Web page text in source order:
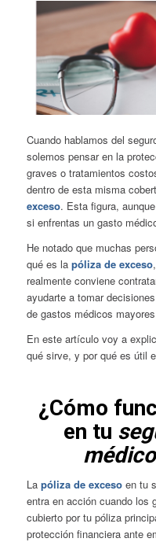
Cuando hablamos del
solemos pensar en la
graves o tratamientos
dentro de esta misma
exceso. Esta figura,
si enfrentas un gasto
He notado que muchas
qué es la póliza de exceso
realmente conviene
ayudarte a tomar
de gastos médicos mayores
En este artículo voy a
qué sirve, y por qué es útil
¿Cómo
en tu
La póliza de excesoen tu
entra en acción cuando los
cubierto por tu póliza
protección financiera ante